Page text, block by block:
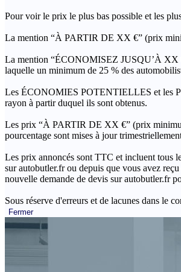
Pour voir le prix le plus bas possible et les
La mention “À PARTIR DE XX €” (prix
La mention “ÉCONOMISEZ JUSQU’À XX
laquelle un minimum de 25 % des
Les ÉCONOMIES POTENTIELLES et les
rayon à partir duquel ils sont obtenus.
Les prix “À PARTIR DE XX €” (prix
pourcentage sont mises à jour
Les prix annoncés sont TTC et incluent tous
sur autobutler.fr ou depuis que vous avez
nouvelle demande de devis sur autobutler.fr
Sous réserve d'erreurs et de lacunes dans le
Fermer